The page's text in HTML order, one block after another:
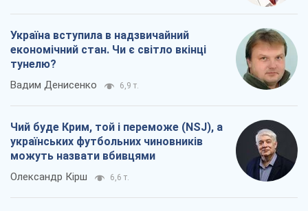
Україна вступила в надзвичайний
економічний стан. Чи є світло вкінці
тунелю?
Вадим Денисенко 6,9 т.
Чий буде Крим, той і переможе (NSJ), а
українських футбольних чиновників
можуть назвати вбивцями
Олександр Кірш 6,6 т.